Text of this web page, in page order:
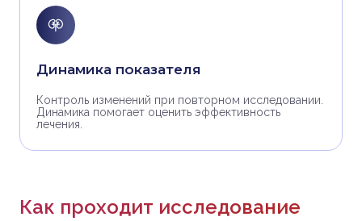
Динамика показателя
Контроль изменений при повторном исследовании.
Динамика помогает оценить эффективность
лечения.
Как проходит исследование